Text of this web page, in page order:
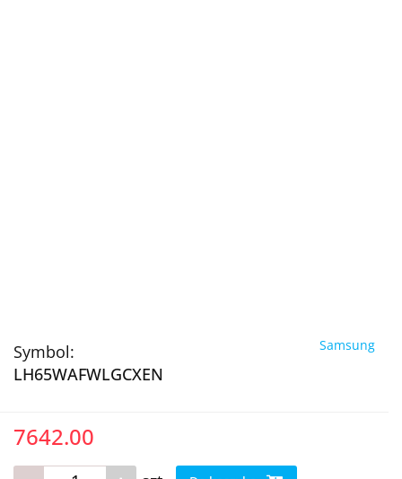
Symbol:
LH65WAFWLGCXEN
Samsung
7642.00